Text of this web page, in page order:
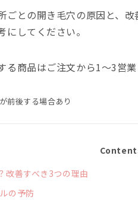
ごとの開き毛穴の原因と、
にしてください。
る商品はご注文から1〜3営
前後する場合あり
改善すべき3つの理由
の予防